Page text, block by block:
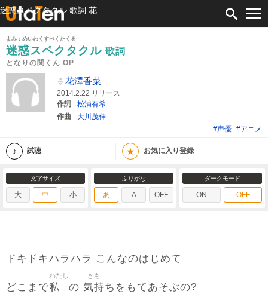
よみ：めいわくすぺくたくる
迷惑スペクタクル 歌詞
となりの関くん OP
花澤香菜
2014.2.22 リリース
作詞
松浦有希
作曲
大川茂伸
#声優 #アニメ
試聴 ★ お気に入り登録
文字サイズ
大 中 小
ふりがな
あ A OFF
ダークモード
ON OFF
ドキドキハラハラ こんなのはじめて
どこまで私
わたし
の 気持
きも
ちをもてあそぶの?